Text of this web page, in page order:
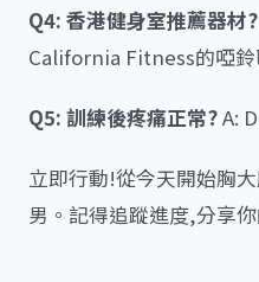
Q4: 香港健身室推薦器材?
California Fitness的啞鈴
Q5: 訓練後疼痛正常?A:
立即行動!從今天開始胸
男。記得追蹤進度,分享